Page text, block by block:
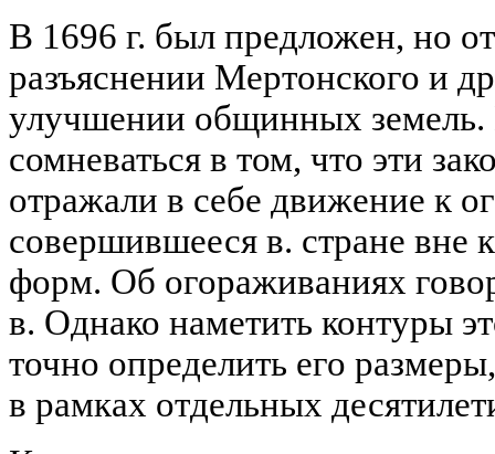
В 1696 г. был предложен, но
разъяснении Мертонского и
улучшении общинных
сомневаться в том, что эти
отражали в себе движение к
совершившееся в. стране вне
форм. Об огораживаниях
в. Однако наметить контуры
точно определить его
в рамках отдельных